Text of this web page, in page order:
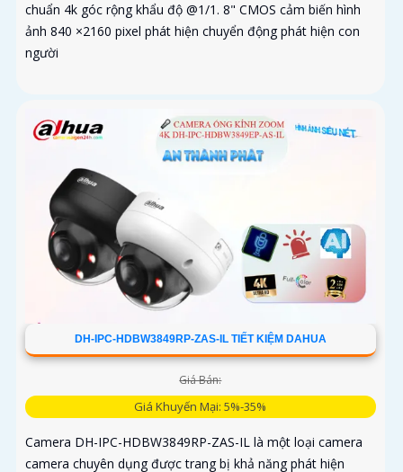
chuẩn 4k góc rộng khẩu độ @1/1. 8" CMOS cảm biến hình
ảnh 840 ×2160 pixel phát hiện chuyển động phát hiện con
người
DH-IPC-HDBW3849RP-ZAS-IL TIẾT KIỆM DAHUA
Giá Bán:
Giá Khuyến Mại: 5%-35%
Camera DH-IPC-HDBW3849RP-ZAS-IL là một loại camera
camera chuyên dụng được trang bị khả năng phát hiện